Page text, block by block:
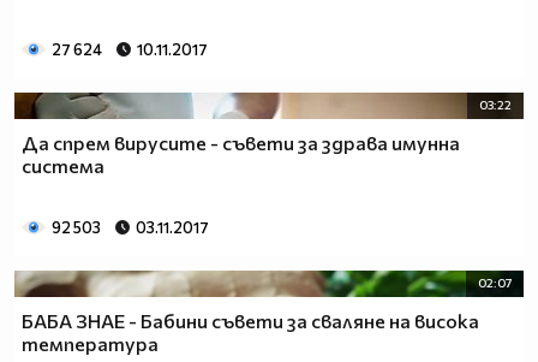
27 624 10.11.2017
03:22
Да спрем вирусите - съвети за здрава имунна
система
92 503 03.11.2017
02:07
БАБА ЗНАЕ - Бабини съвети за сваляне на висока
температура